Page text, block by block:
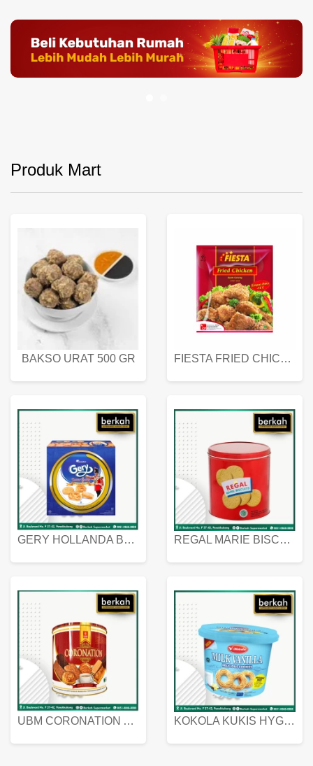
Produk Mart
BAKSO URAT 500 GR FIESTA FRIED CHICKEN 500 GR
GERY HOLLANDA BUTTER COOKIES 450 GRAM REGAL MARIE BISCUIT KALENG 550 GRAM
UBM CORONATION ASSORTED BISKUIT KALENG 450 GRAM KOKOLA KUKIS HYGIENIC MILK VANILLA PACK 320 GR